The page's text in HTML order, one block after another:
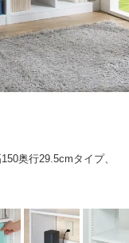
奥行29.5cmタイプ、